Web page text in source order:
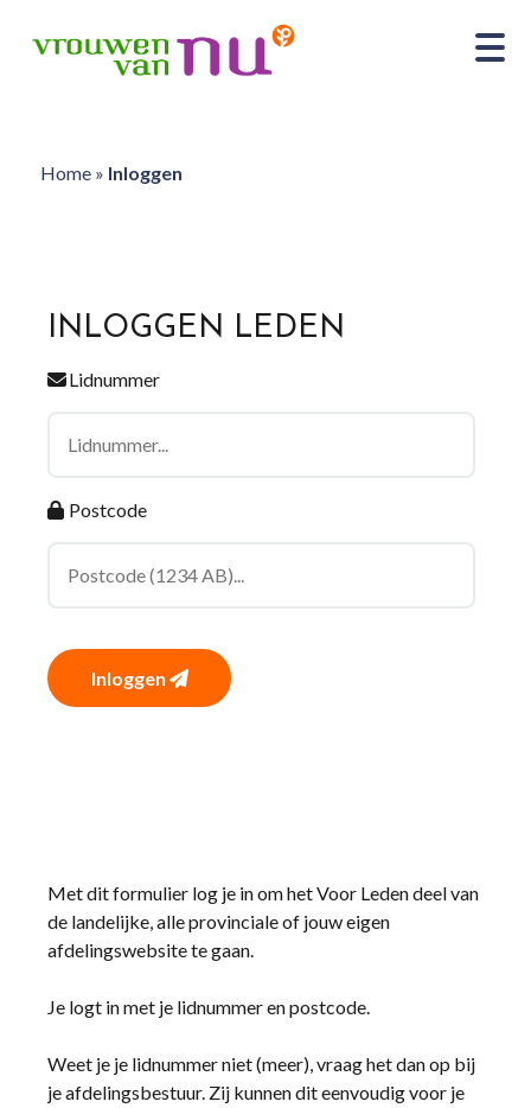
Home» Inloggen
INLOGGEN LEDEN
Lidnummer
Postcode
Inloggen
Met dit formulier log je in om het Voor Leden deel van
de landelijke, alle provinciale of jouw eigen
afdelingswebsite te gaan.
Je logt in met je lidnummer en postcode.
Weet je je lidnummer niet (meer), vraag het dan op bij
je afdelingsbestuur. Zij kunnen dit eenvoudig voor je